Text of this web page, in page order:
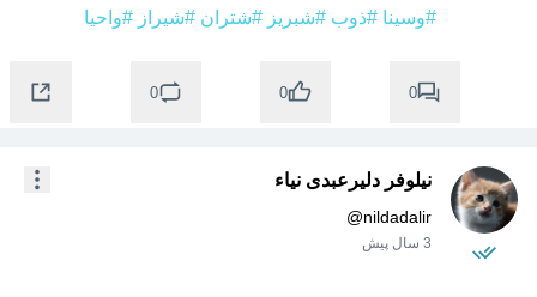
#وسینا #ذوب #شبریز #شتران #شیراز #واحیا
0
0
0
نیلوفر دلیرعبدی نیاء
@nildadalir
3 سال پیش